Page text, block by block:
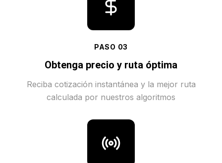
PASO 03
Obtenga precio y ruta óptima
Reciba cotización instantánea y la mejor ruta
calculada por nuestros algoritmos